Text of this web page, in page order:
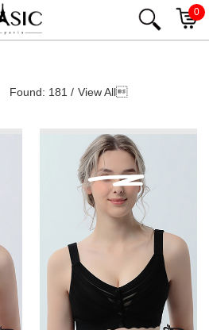
0
Found: 181 / View All